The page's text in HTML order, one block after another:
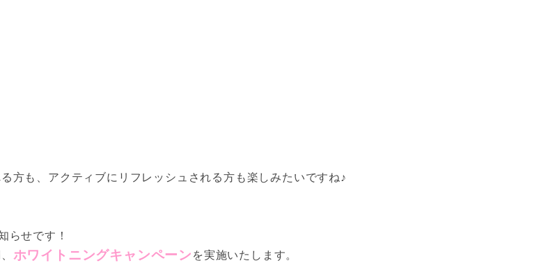
方も、アクティブにリフレッシュされる方も楽しみたいですね♪
らせです！
ホワイトニングキャンペーン を実施いたします。